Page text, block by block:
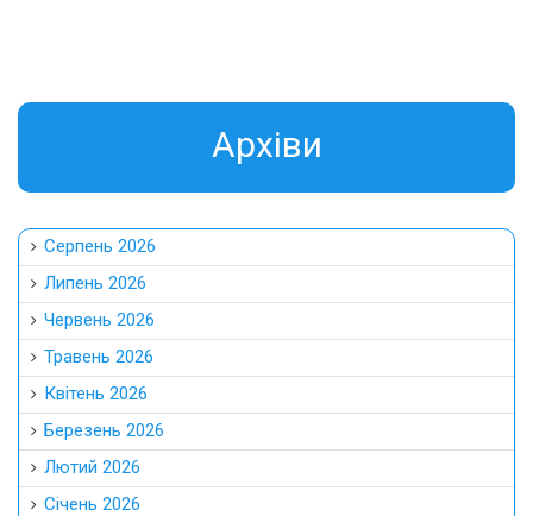
Aрхіви
Серпень 2026
Липень 2026
Червень 2026
Травень 2026
Квітень 2026
Березень 2026
Лютий 2026
Січень 2026